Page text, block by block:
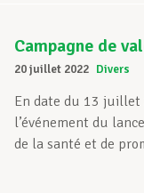
Campagne de
20 juillet 2022 Divers
En date du 13 juillet
l’événement du
de la santé et de